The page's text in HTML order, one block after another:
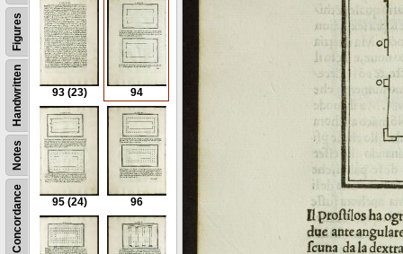
Concordance
Notes
Handwritten
Figures
93 (23) 94
95 (24) 96